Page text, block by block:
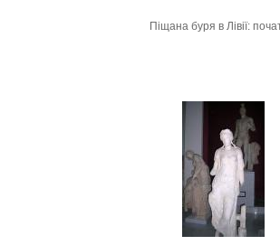
Піщана буря в Лівії: